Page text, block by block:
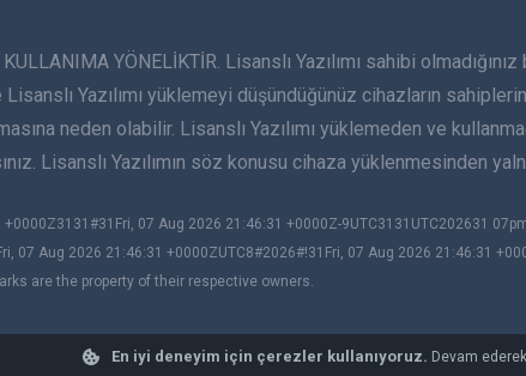
En iyi deneyim için çerezler kullanıyoruz. Devam
YÖNELİKTİR. Lisanslı Yazılımı sahibi
Yazılımı yüklemeyi düşündüğünüz cihazların
neden olabilir. Lisanslı Yazılımı yüklemeden ve
Lisanslı Yazılımın söz konusu cihaza yüklenmesinden
07 Aug 2026 21:46:31 +0000Z-9UTC3131UTC202631
07 Aug 2026 21:46:31 +0000ZUTC8#2026#!31Fri, 07 Aug 2026 21:46:31
are the property of their respective owners.